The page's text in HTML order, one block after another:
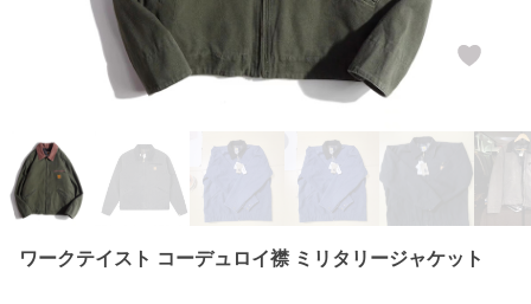
ワークテイスト コーデュロイ襟 ミリタリージャケット